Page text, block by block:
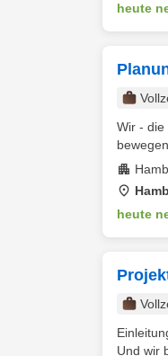
heute
Wir - die
heute
Und wir